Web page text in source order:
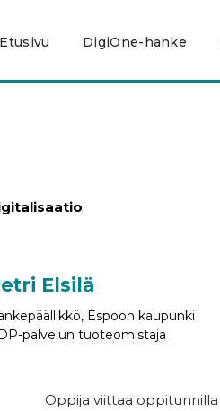
Etusivu DigiOne-hanke
Elsilä
Espoon kaupunki
palvelun tuoteomistaja